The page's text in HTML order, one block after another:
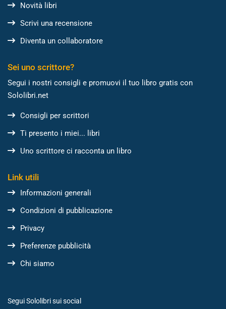
Novità libri
Scrivi una recensione
Diventa un collaboratore
Sei uno scrittore?
Segui i nostri consigli e promuovi il tuo libro gratis con
Sololibri.net
Consigli per scrittori
Ti presento i miei... libri
Uno scrittore ci racconta un libro
Link utili
Informazioni generali
Condizioni di pubblicazione
Privacy
Preferenze pubblicità
Chi siamo
Segui Sololibri sui social